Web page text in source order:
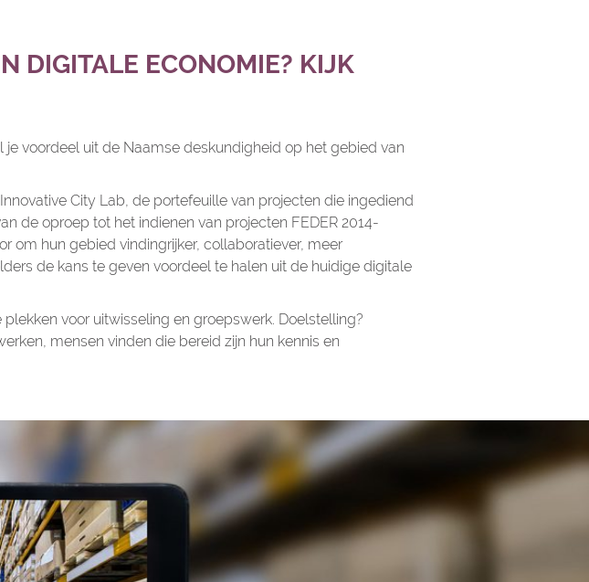
DIGITALE ECONOMIE? KIJK
voordeel uit de Naamse deskundigheid op het gebied van
City Lab, de portefeuille van projecten die ingediend
de oproep tot het indienen van projecten FEDER 2014-
om hun gebied vindingrijker, collaboratiever, meer
de kans te geven voordeel te halen uit de huidige digitale
voor uitwisseling en groepswerk. Doelstelling?
mensen vinden die bereid zijn hun kennis en